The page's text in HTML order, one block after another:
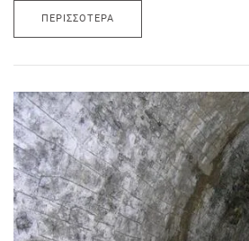
ΠΕΡΙΣΣΌΤΕΡΑ